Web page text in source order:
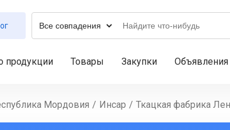
продукции Товары Закупки Объявления
Мордовия / Инсар / Ткацкая фабрика